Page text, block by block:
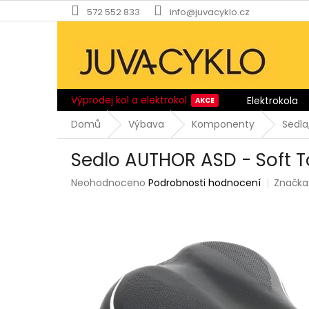
na
572 552 833 info@juvacyklo.cz
Výprodej kol a elektrokol Elektrokola
Domů
Výbava Komponenty
Sedlo AUTHOR ASD - Soft
Průměrné
Neohodnoceno Podrobnosti hodnocení